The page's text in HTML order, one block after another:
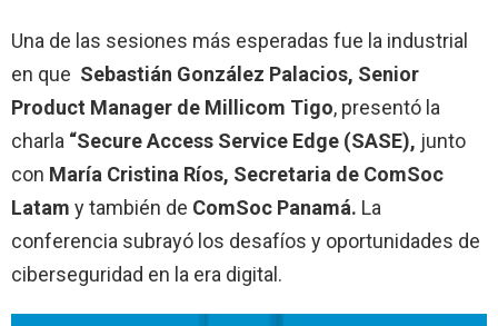
Una de las sesiones más esperadas fue la industrial
en que Sebastián González Palacios, Senior
Product Manager de Millicom Tigo, presentó la
charla “Secure Access Service Edge (SASE), junto
con María Cristina Ríos, Secretaria de ComSoc
Latam y también de ComSoc Panamá. La
conferencia subrayó los desafíos y oportunidades de
ciberseguridad en la era digital.